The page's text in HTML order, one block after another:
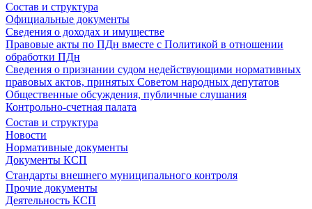
Состав и структура
Официальные документы
Сведения о доходах и имуществе
Правовые акты по ПДн вместе с Политикой в отношении
обработки ПДн
Сведения о признании судом недействующими нормативных
правовых актов, принятых Советом народных депутатов
Общественные обсуждения, публичные слушания
Контрольно-счетная палата
Состав и структура
Новости
Нормативные документы
Документы КСП
Стандарты внешнего муниципального контроля
Прочие документы
Деятельность КСП